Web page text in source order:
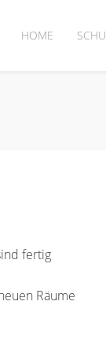
HOME
fertig
Räume